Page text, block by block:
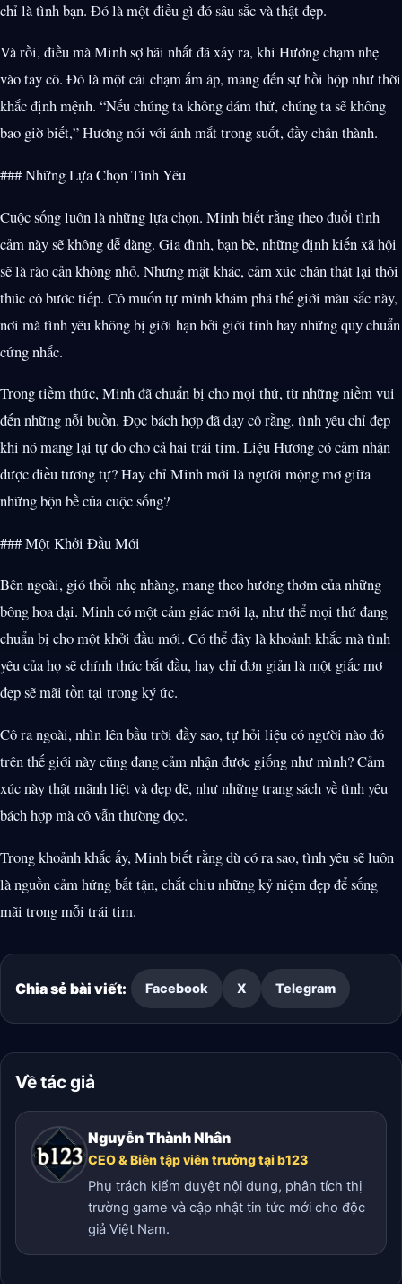
chỉ là tình bạn. Đó là một điều gì đó sâu sắc và thật đẹp.
Và rồi, điều mà Minh sợ hãi nhất đã xảy ra, khi Hương chạm nhẹ
vào tay cô. Đó là một cái chạm ấm áp, mang đến sự hồi hộp như thời
khắc định mệnh. “Nếu chúng ta không dám thử, chúng ta sẽ không
bao giờ biết,” Hương nói với ánh mắt trong suốt, đầy chân thành.
### Những Lựa Chọn Tình Yêu
Cuộc sống luôn là những lựa chọn. Minh biết rằng theo đuổi tình
cảm này sẽ không dễ dàng. Gia đình, bạn bè, những định kiến xã hội
sẽ là rào cản không nhỏ. Nhưng mặt khác, cảm xúc chân thật lại thôi
thúc cô bước tiếp. Cô muốn tự mình khám phá thế giới màu sắc này,
nơi mà tình yêu không bị giới hạn bởi giới tính hay những quy chuẩn
cứng nhắc.
Trong tiềm thức, Minh đã chuẩn bị cho mọi thứ, từ những niềm vui
đến những nỗi buồn. Đọc bách hợp đã dạy cô rằng, tình yêu chỉ đẹp
khi nó mang lại tự do cho cả hai trái tim. Liệu Hương có cảm nhận
được điều tương tự? Hay chỉ Minh mới là người mộng mơ giữa
những bộn bề của cuộc sống?
### Một Khởi Đầu Mới
Bên ngoài, gió thổi nhẹ nhàng, mang theo hương thơm của những
bông hoa dại. Minh có một cảm giác mới lạ, như thể mọi thứ đang
chuẩn bị cho một khởi đầu mới. Có thể đây là khoảnh khắc mà tình
yêu của họ sẽ chính thức bắt đầu, hay chỉ đơn giản là một giấc mơ
đẹp sẽ mãi tồn tại trong ký ức.
Cô ra ngoài, nhìn lên bầu trời đầy sao, tự hỏi liệu có người nào đó
trên thế giới này cũng đang cảm nhận được giống như mình? Cảm
xúc này thật mãnh liệt và đẹp đẽ, như những trang sách về tình yêu
bách hợp mà cô vẫn thường đọc.
Trong khoảnh khắc ấy, Minh biết rằng dù có ra sao, tình yêu sẽ luôn
là nguồn cảm hứng bất tận, chắt chiu những kỷ niệm đẹp để sống
mãi trong mỗi trái tim.
Chia sẻ bài viết: Facebook X Telegram
Về tác giả
Nguyễn Thành Nhân
CEO & Biên tập viên trưởng tại b123
Phụ trách kiểm duyệt nội dung, phân tích thị
trường game và cập nhật tin tức mới cho độc
giả Việt Nam.